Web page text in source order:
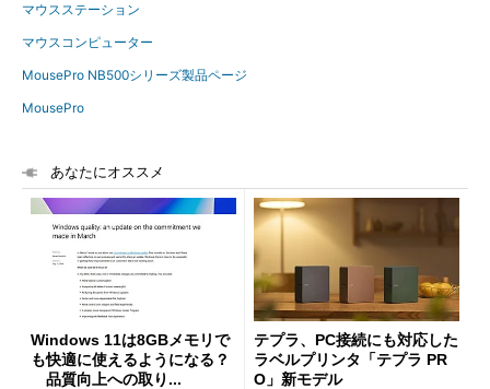
マウスステーション
マウスコンピューター
MousePro NB500シリーズ製品ページ
MousePro
あなたにオススメ
Windows 11は8GBメモリで
も快適に使えるようになる？
品質向上への取り...
テプラ、PC接続にも対応した
ラベルプリンタ「テプラ PR
O」新モデル